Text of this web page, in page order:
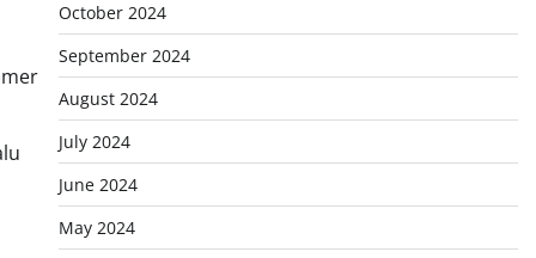
October 2024
September 2024
August 2024
July 2024
June 2024
May 2024